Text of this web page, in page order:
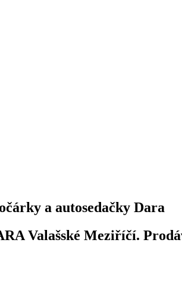
a autosedačky Dara
Valašské Meziříčí.